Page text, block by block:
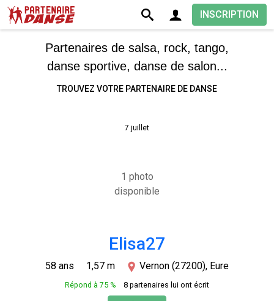
INSCRIPTION
Partenaires de salsa, rock, tango,
danse sportive, danse de salon...
TROUVEZ VOTRE PARTENAIRE DE DANSE
7 juillet
1 photo
disponible
Elisa27
58 ans 1,57 m Vernon (27200), Eure
Répond à 75 % 8 partenaires lui ont écrit